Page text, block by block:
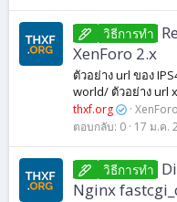
วิธีการทํา
XenForo 2.x
ตัวอย่าง url ของ
world/ ตัวอย่าง url
example.com/
url of threads ,
thxf.org
ตอบกลับ 0 17 ม.ค.
วิธีการทํา
Nginx